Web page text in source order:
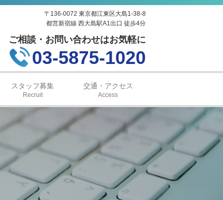
〒136-0072 東京都江東区大島1-38-8
都営新宿線 西大島駅A1出口 徒歩4分
ご相談・お問い合わせはお気軽に
03-5875-1020
スタッフ募集
Recruit
交通・アクセス
Access